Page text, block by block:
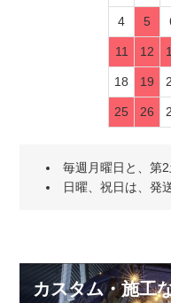
4 5
11 12
18 19
25 26
毎週月曜日と、第
日曜、祝日は、発
カスタム・施工